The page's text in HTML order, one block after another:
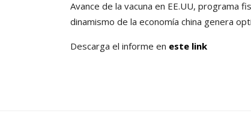
Avance de la vacuna en EE.UU, programa
dinamismo de la economía china genera
Descarga el informe en este link